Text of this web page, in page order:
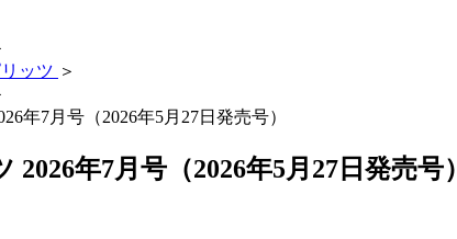
ッツ ＞
年7月号（2026年5月27日発売号）
2026年7月号（2026年5月27日発売号）